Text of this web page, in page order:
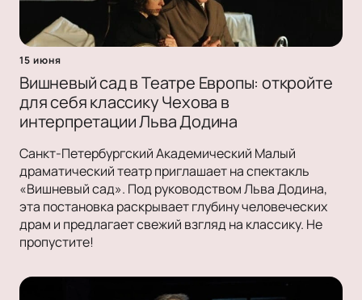
15 июня
Вишневый сад в Театре Европы: откройте
для себя классику Чехова в
интерпретации Льва Додина
Санкт-Петербургский Академический Малый
драматический театр приглашает на спектакль
«Вишневый сад». Под руководством Льва Додина,
эта постановка раскрывает глубину человеческих
драм и предлагает свежий взгляд на классику. Не
пропустите!